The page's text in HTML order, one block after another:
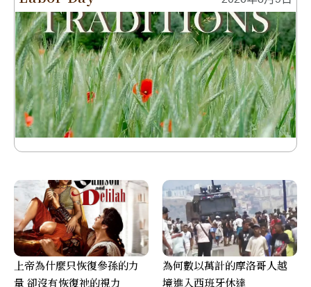
上帝為什麼只恢復參孫的力
量 卻沒有恢復祂的視力
為何數以萬計的摩洛哥人越
境進入西班牙休達